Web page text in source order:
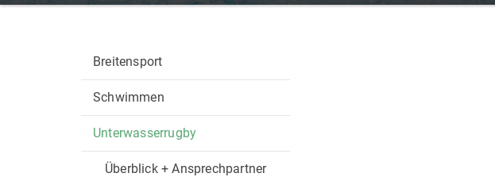
Breitensport
Schwimmen
Unterwasserrugby
Überblick + Ansprechpartner